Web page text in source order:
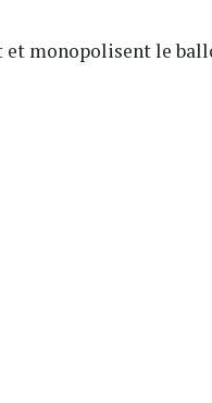
monopolisent le